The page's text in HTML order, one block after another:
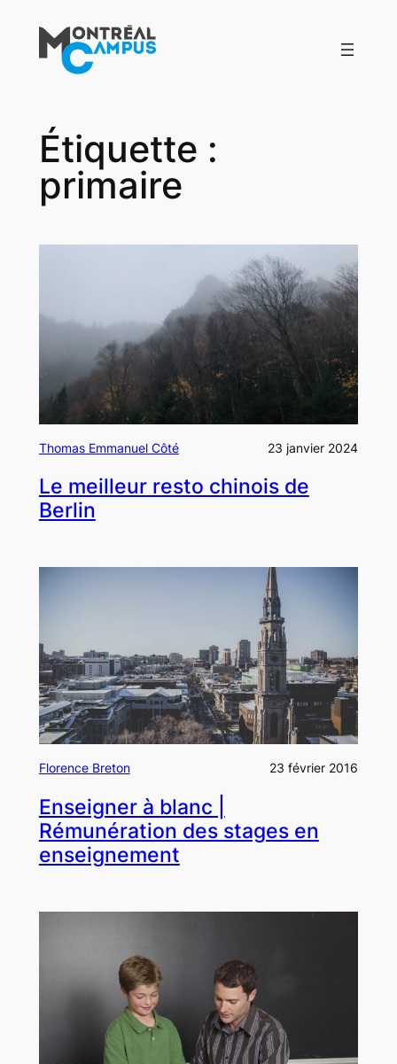
contenu
Étiquette :
primaire
Thomas Emmanuel Côté 23 janvier 2024
Le meilleur resto chinois de
Berlin
Florence Breton 23 février 2016
Enseigner à blanc |
Rémunération des stages en
enseignement